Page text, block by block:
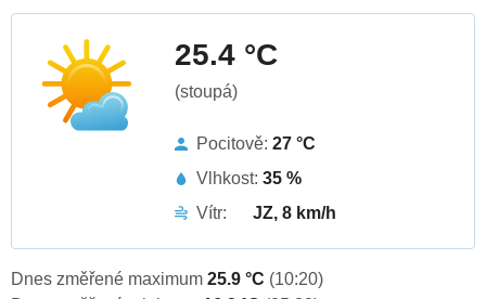
25.4 °C
(stoupá)
Pocitově: 27 °C
Vlhkost: 35 %
Vítr:
JZ, 8 km/h
Dnes změřené maximum 25.9 °C (10:20)